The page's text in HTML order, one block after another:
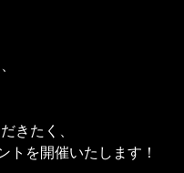
きたく、
トを開催いたします！